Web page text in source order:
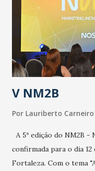
de uma epidemia com
contaminação maior
secretário. Segundo
contaminação alta,
população e ao sistema
estratificação do risco
V NM2B
Por Lauriberto
A 5ª edição do NM2B
confirmada para o dia
Fortaleza. Com o tema